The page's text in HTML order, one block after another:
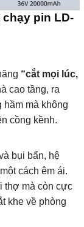
pin LD-
“cắt mọi lúc,
cao tầng, ra
hầm mà không
cồng kềnh.
bụi bẩn, hệ
cách êm ái.
thợ mà còn cực
khe về phòng